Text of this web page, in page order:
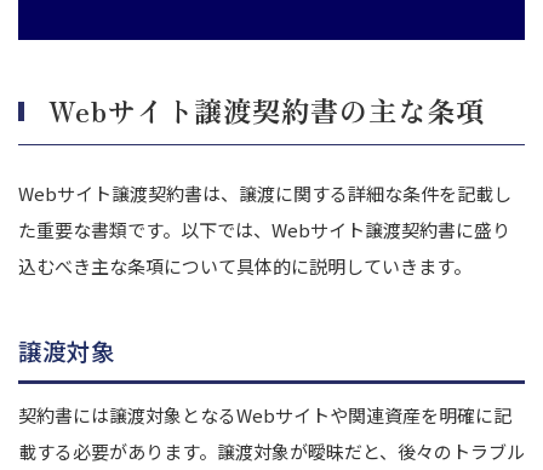
Webサイト譲渡契約書の主な条項
Webサイト譲渡契約書は、譲渡に関する詳細な条件を記載し
た重要な書類です。 以下では、Webサイト譲渡契約書に盛り
込むべき主な条項について具体的に説明していきます。
譲渡対象
契約書には譲渡対象となるWebサイトや関連資産を明確に記
載する必要があります。譲渡対象が曖昧だと、後々のトラブル